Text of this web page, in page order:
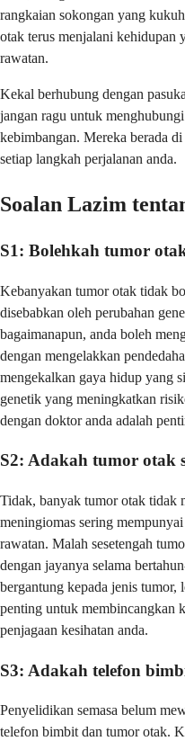
rangkaian sokongan yang
otak terus menjalani kehidupan
rawatan.
Kekal berhubung dengan
jangan ragu untuk
kebimbangan. Mereka berada
setiap langkah perjalanan anda.
Soalan Lazim
S1: Bolehkah tumor
Kebanyakan tumor otak tidak
disebabkan oleh perubahan
bagaimanapun, anda boleh
dengan mengelakkan
mengekalkan gaya hidup yang
genetik yang meningkatkan
dengan doktor anda adalah
S2: Adakah tumor otak
Tidak, banyak tumor otak tidak
meningiomas sering
rawatan. Malah sesetengah
dengan jayanya selama
bergantung kepada jenis
penting untuk membincangkan
penjagaan kesihatan anda.
S3: Adakah telefon
Penyelidikan semasa belum
telefon bimbit dan tumor otak.